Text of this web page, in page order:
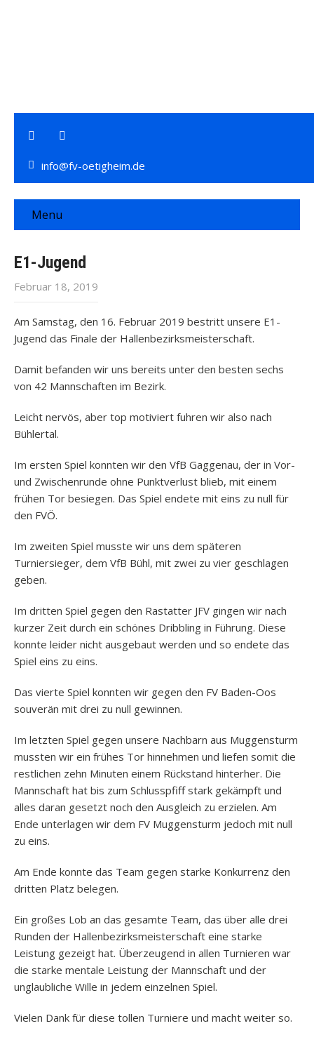
info@fv-oetigheim.de
Menu
E1-Jugend
Februar 18, 2019
Am Samstag, den 16. Februar 2019 bestritt unsere E1-
Jugend das Finale der Hallenbezirksmeisterschaft.
Damit befanden wir uns bereits unter den besten sechs
von 42 Mannschaften im Bezirk.
Leicht nervös, aber top motiviert fuhren wir also nach
Bühlertal.
Im ersten Spiel konnten wir den VfB Gaggenau, der in Vor-
und Zwischenrunde ohne Punktverlust blieb, mit einem
frühen Tor besiegen. Das Spiel endete mit eins zu null für
den FVÖ.
Im zweiten Spiel musste wir uns dem späteren
Turniersieger, dem VfB Bühl, mit zwei zu vier geschlagen
geben.
Im dritten Spiel gegen den Rastatter JFV gingen wir nach
kurzer Zeit durch ein schönes Dribbling in Führung. Diese
konnte leider nicht ausgebaut werden und so endete das
Spiel eins zu eins.
Das vierte Spiel konnten wir gegen den FV Baden-Oos
souverän mit drei zu null gewinnen.
Im letzten Spiel gegen unsere Nachbarn aus Muggensturm
mussten wir ein frühes Tor hinnehmen und liefen somit die
restlichen zehn Minuten einem Rückstand hinterher. Die
Mannschaft hat bis zum Schlusspfiff stark gekämpft und
alles daran gesetzt noch den Ausgleich zu erzielen. Am
Ende unterlagen wir dem FV Muggensturm jedoch mit null
zu eins.
Am Ende konnte das Team gegen starke Konkurrenz den
dritten Platz belegen.
Ein großes Lob an das gesamte Team, das über alle drei
Runden der Hallenbezirksmeisterschaft eine starke
Leistung gezeigt hat. Überzeugend in allen Turnieren war
die starke mentale Leistung der Mannschaft und der
unglaubliche Wille in jedem einzelnen Spiel.
Vielen Dank für diese tollen Turniere und macht weiter so.